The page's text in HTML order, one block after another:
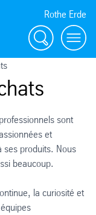
Rothe Erde
Chercher
sont
et
ses produits. Nous
beaucoup.
la curiosité et